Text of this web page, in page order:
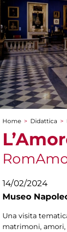
Tu sei qui
Home > Didattica >
14/02/2024
Museo
Una visita
matrimoni,